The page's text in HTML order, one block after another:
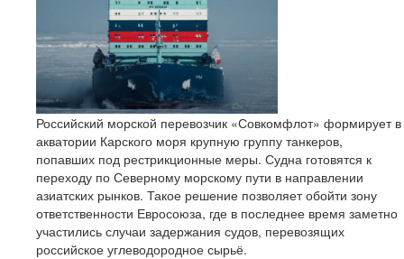
Российский морской перевозчик «Совкомфлот» формирует в
акватории Карского моря крупную группу танкеров,
попавших под рестрикционные меры. Судна готовятся к
переходу по Северному морскому пути в направлении
азиатских рынков. Такое решение позволяет обойти зону
ответственности Евросоюза, где в последнее время заметно
участились случаи задержания судов, перевозящих
российское углеводородное сырьё.